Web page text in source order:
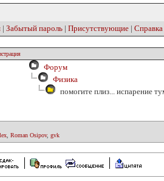
| Забытый пароль | Присутствующие | Справка
Форум
Физика
помогите плиз... испарение
Roman Osipov, gvk